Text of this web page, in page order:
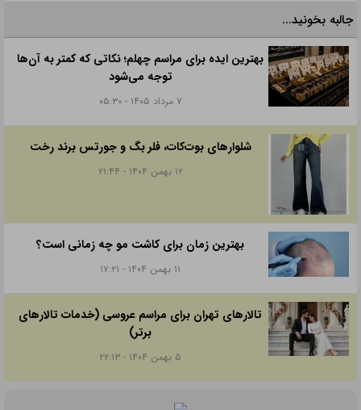
جالبه بخونید...
بهترین ایده برای مراسم چهلم؛ نکاتی که کمتر به آن‌ها
توجه می‌شود
۷ مرداد ۱۴۰۵ - ۰۵:۳۰
شلوارهای بوت‌کات، فلر بگ و جورتس برند رخت
۱۲ بهمن ۱۴۰۴ - ۲۱:۴۴
بهترین زمان برای کاشت مو چه زمانی است؟
۱۱ بهمن ۱۴۰۴ - ۱۷:۲۱
تالارهای تهران برای مراسم عروسی (خدمات تالارهای
برتر)
۵ بهمن ۱۴۰۴ - ۲۲:۱۳